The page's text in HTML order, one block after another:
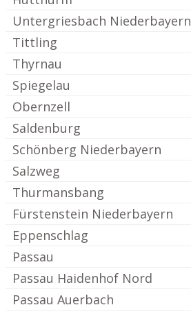
Untergriesbach Niederbayern
Tittling
Thyrnau
Spiegelau
Obernzell
Saldenburg
Schönberg Niederbayern
Salzweg
Thurmansbang
Fürstenstein Niederbayern
Eppenschlag
Passau
Passau Haidenhof Nord
Passau Auerbach